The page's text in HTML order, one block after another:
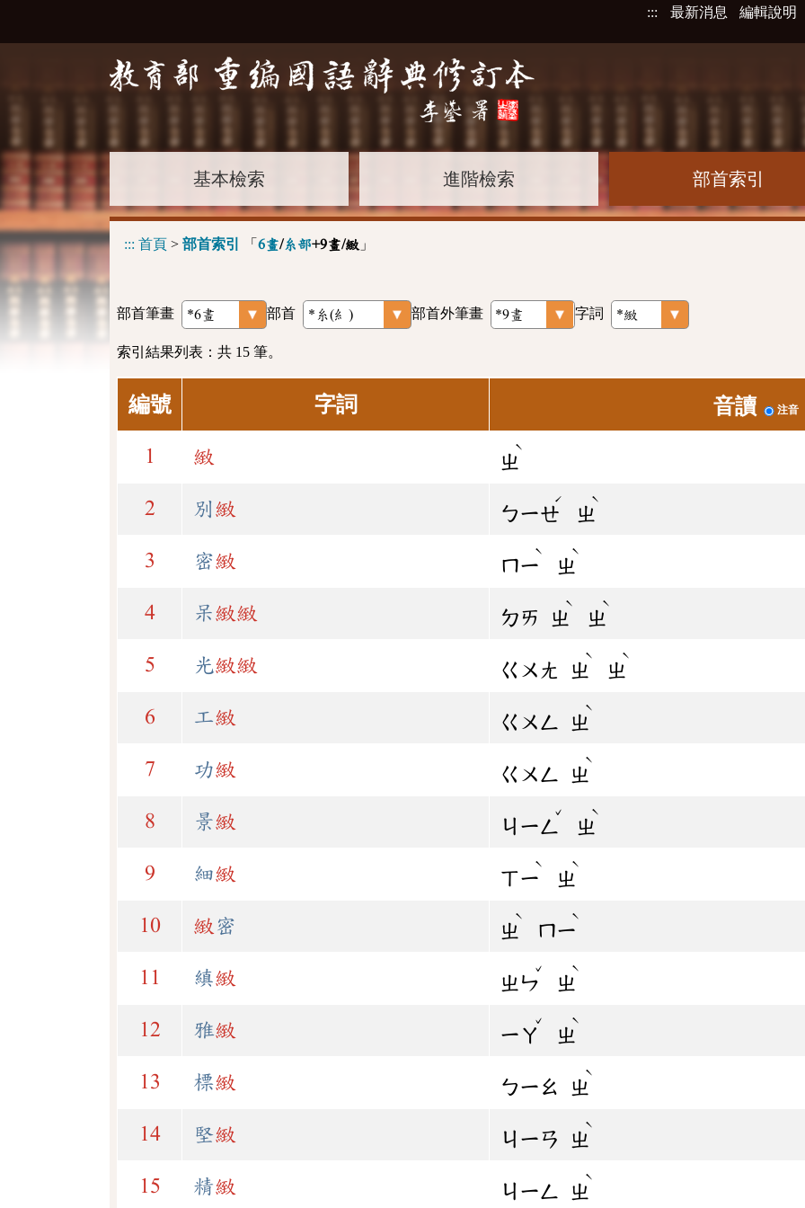
::: 最新消息 編輯說明
基本檢索 進階檢索 部首索引
::: 首頁 > 部首索引 「 6畫/糸部+9畫/緻 」
部首筆畫 部首 部首外筆畫 字詞
索引結果列表：共 15 筆。
編號 字詞 音讀 注音
1 緻 ㄓ
ˋ
2 別緻 ㄅㄧㄝ
ˊ
ㄓ
ˋ
3 密緻 ㄇㄧ
ˋ
ㄓ
ˋ
4 呆緻緻 ㄉㄞ ㄓ
ˋ
ㄓ
ˋ
5 光緻緻 ㄍㄨㄤ ㄓ
ˋ
ㄓ
ˋ
6 工緻 ㄍㄨㄥ ㄓ
ˋ
7 功緻 ㄍㄨㄥ ㄓ
ˋ
8 景緻 ㄐㄧㄥ
ˇ
ㄓ
ˋ
9 細緻 ㄒㄧ
ˋ
ㄓ
ˋ
10 緻 密 ㄓ
ˋ
ㄇㄧ
ˋ
11 縝緻 ㄓㄣ
ˇ
ㄓ
ˋ
12 雅緻 ㄧㄚ
ˇ
ㄓ
ˋ
13 標緻 ㄅㄧㄠ ㄓ
ˋ
14 堅緻 ㄐㄧㄢ ㄓ
ˋ
15 精緻 ㄐㄧㄥ ㄓ
ˋ